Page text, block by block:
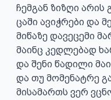
ჩემგან ზიზღი არის
ცაში ავიჭრები და
მიწაზე დავეცემი
მაინც კედლებად
და შენი წადილი
და თუ მომენატრე
მისამართს ვერ